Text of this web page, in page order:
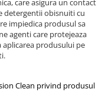
care asigura un contact
detergentii obisnuiti cu
impiedica produsul sa
agenti care protejeaza
aplicarea produsului pe
Clean privind produsul